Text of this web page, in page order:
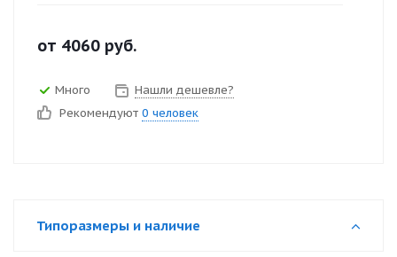
от 4060 руб.
Много
Нашли дешевле?
Рекомендуют 0 человек
Типоразмеры и наличие